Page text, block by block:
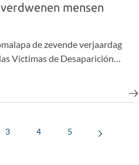
mensen
de zevende verjaardag
Víctimas de Desaparición
van gedwongen
de Nationale Dag van de
3 4 5